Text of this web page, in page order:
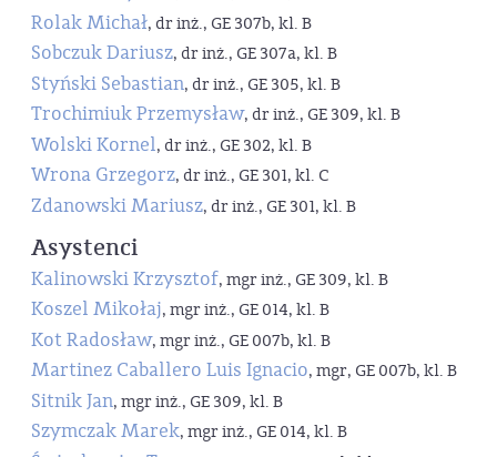
Rolak Michał, dr inż., GE 307b, kl. B
Sobczuk Dariusz, dr inż., GE 307a, kl. B
Styński Sebastian, dr inż., GE 305, kl. B
Trochimiuk Przemysław, dr inż., GE 309, kl. B
Wolski Kornel, dr inż., GE 302, kl. B
Wrona Grzegorz, dr inż., GE 301, kl. C
Zdanowski Mariusz, dr inż., GE 301, kl. B
Asystenci
Kalinowski Krzysztof, mgr inż., GE 309, kl. B
Koszel Mikołaj, mgr inż., GE 014, kl. B
Kot Radosław, mgr inż., GE 007b, kl. B
Martinez Caballero Luis Ignacio, mgr, GE 007b, kl. B
Sitnik Jan, mgr inż., GE 309, kl. B
Szymczak Marek, mgr inż., GE 014, kl. B